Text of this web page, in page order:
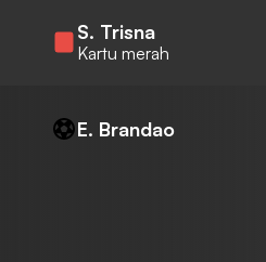
S. Trisna
Kartu merah
E. Brandao